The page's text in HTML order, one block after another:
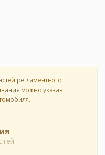
регламентного
можно указав